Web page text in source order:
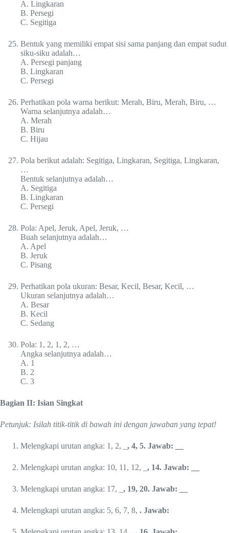
A. Lingkaran
B. Persegi
C. Segitiga
Bentuk yang memiliki empat sisi sama panjang dan empat sudut
siku-siku adalah…
A. Persegi panjang
B. Lingkaran
C. Persegi
Perhatikan pola warna berikut: Merah, Biru, Merah, Biru, …
Warna selanjutnya adalah…
A. Merah
B. Biru
C. Hijau
Pola berikut adalah: Segitiga, Lingkaran, Segitiga, Lingkaran,
…
Bentuk selanjutnya adalah…
A. Segitiga
B. Lingkaran
C. Persegi
Pola: Apel, Jeruk, Apel, Jeruk, …
Buah selanjutnya adalah…
A. Apel
B. Jeruk
C. Pisang
Perhatikan pola ukuran: Besar, Kecil, Besar, Kecil, …
Ukuran selanjutnya adalah…
A. Besar
B. Kecil
C. Sedang
Pola: 1, 2, 1, 2, …
Angka selanjutnya adalah…
A. 1
B. 2
C. 3
Bagian II: Isian Singkat
Petunjuk: Isilah titik-titik di bawah ini dengan jawaban yang tepat!
Melengkapi urutan angka: 1, 2, _ , 4, 5. Jawab: __
Melengkapi urutan angka: 10, 11, 12, _ , 14. Jawab: __
Melengkapi urutan angka: 17, _ , 19, 20. Jawab: __
Melengkapi urutan angka: 5, 6, 7, 8, . Jawab: